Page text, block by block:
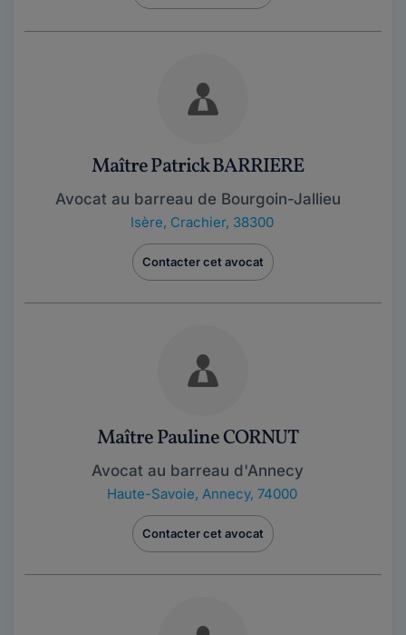
Maître Patrick BARRIERE
Avocat au barreau de Bourgoin-Jallieu
Isère, Crachier, 38300
Contacter cet avocat
Maître Pauline CORNUT
Avocat au barreau d'Annecy
Haute-Savoie, Annecy, 74000
Contacter cet avocat